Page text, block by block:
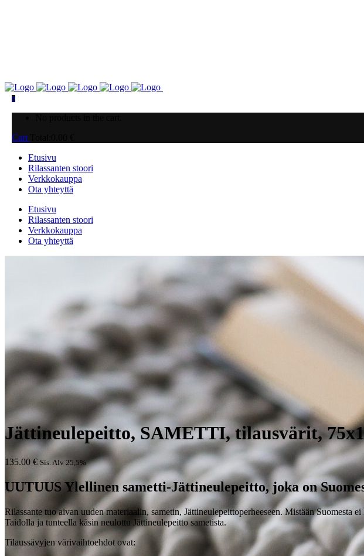
0
Cart
Etusivu
Rilassanten stoori
Verkkokauppa
Ota yhteyttä
Etusivu
Rilassanten stoori
Verkkokauppa
Ota yhteyttä
Jättineulepeitto, SAMETTI, tilausvärit,
135.00 € Sis. Alv 25,5%
UUTUUS Ylellinen sametti-Jättineulepeitto, joka on
Rilassante tuo aivan uuden materiaalin, sametin, Jättineulepeittoperheeseen. Mistään Suomesta
Taidolla ja tunteella käsin neulottu Jättineulepeitto sametista.
Tilaussävyjen värivaihtoehdot ovat: